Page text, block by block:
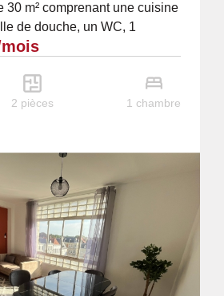
30 m² comprenant une cuisine
de douche, un WC, 1
SIitué près du centre il est
2 pièces 1 chambre